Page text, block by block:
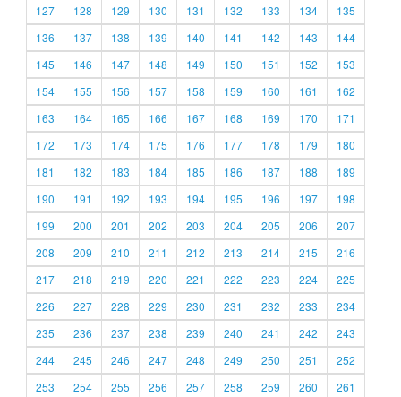
127
128 129 130 131 132 133 134
135
136
137 138 139 140 141 142 143
144
145
146 147 148 149 150 151 152
153
154
155 156 157 158 159 160 161
162
163
164 165 166 167 168 169 170
171
172
173 174 175 176 177 178 179
180
181
182 183 184 185 186 187 188
189
190
191 192 193 194 195 196 197
198
199
200 201 202 203 204 205 206
207
208
209 210 211 212 213 214 215
216
217
218 219 220 221 222 223 224
225
226
227 228 229 230 231 232 233
234
235
236 237 238 239 240 241 242
243
244
245 246 247 248 249 250 251
252
253
254 255 256 257 258 259 260
261